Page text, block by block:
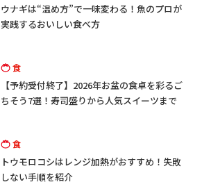
ウナギは“温め方”で一味変わる！魚のプロが
実践するおいしい食べ方
食
【予約受付終了】2026年お盆の食卓を彩るご
ちそう7選！寿司盛りから人気スイーツまで
食
トウモロコシはレンジ加熱がおすすめ！失敗
しない手順を紹介